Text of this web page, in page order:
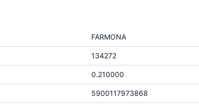
FARMONA
134272
0.210000
5900117973868